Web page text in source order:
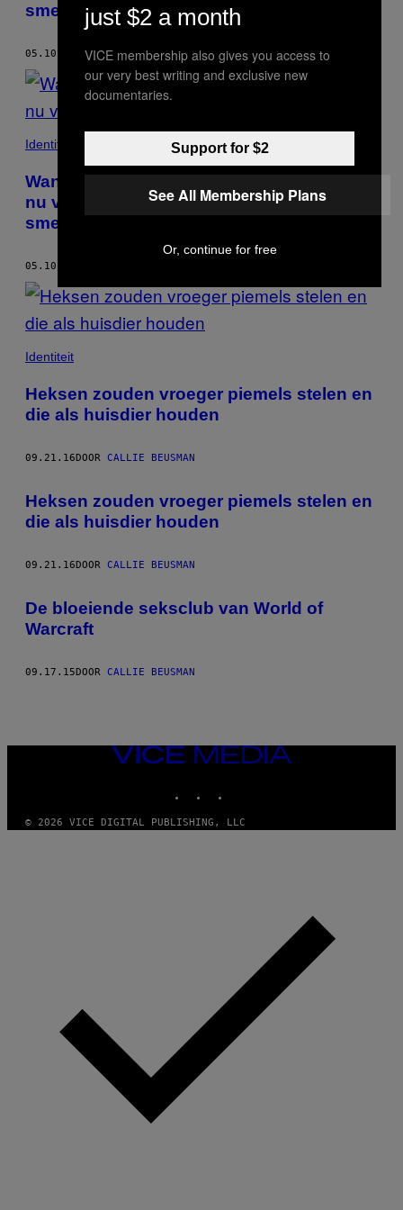
smeken
05.10.17 DOORCALLIE BEUSMAN
Identiteit
Wanhopige brieven uit 1917 en mails van
nu van vrouwen die om een abortus
smeken
05.10.17
Identiteit
Heksen zouden vroeger piemels stelen en
die als huisdier houden
09.21.16DOOR CALLIE BEUSMAN
Heksen zouden vroeger piemels stelen en
die als huisdier houden
09.21.16DOOR CALLIE BEUSMAN
De bloeiende seksclub van World of
Warcraft
09.17.15DOOR CALLIE BEUSMAN
VICE
MEDIA
© 2026 VICE DIGITAL PUBLISHING, LLC
just $2 a month
VICE membership also gives you access to
our very best writing and exclusive new
documentaries.
Support for $2
See All Membership Plans
Or, continue for free